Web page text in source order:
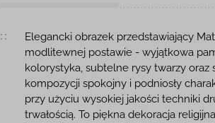
Opis produktu
Elegancki obrazek przedstawiający
modlitewnej postawie - wyjątkowa
kolorystyka, subtelne rysy twarzy
kompozycji spokojny i podniosły
przy użyciu wysokiej jakości techniki
trwałością. To piękna dekoracja